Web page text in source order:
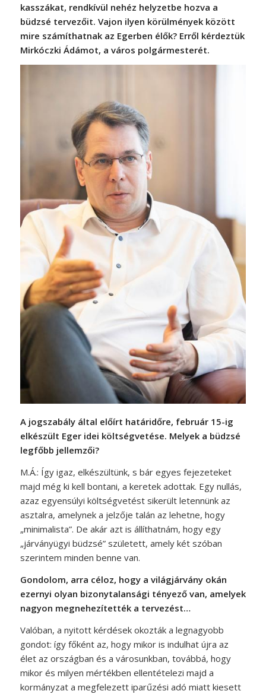
kasszákat, rendkívül nehéz helyzetbe hozva a
büdzsé tervezőit. Vajon ilyen körülmények között
mire számíthatnak az Egerben élők? Erről kérdeztük
Mirkóczki Ádámot, a város polgármesterét.
A jogszabály által előírt határidőre, február 15-ig
elkészült Eger idei költségvetése. Melyek a büdzsé
legfőbb jellemzői?
M.Á.: Így igaz, elkészültünk, s bár egyes fejezeteket
majd még ki kell bontani, a keretek adottak. Egy nullás,
azaz egyensúlyi költségvetést sikerült letennünk az
asztalra, amelynek a jelzője talán az lehetne, hogy
„minimalista”. De akár azt is állíthatnám, hogy egy
„járványügyi büdzsé” született, amely két szóban
szerintem minden benne van.
Gondolom, arra céloz, hogy a világjárvány okán
ezernyi olyan bizonytalansági tényező van, amelyek
nagyon megnehezítették a tervezést…
Valóban, a nyitott kérdések okozták a legnagyobb
gondot: így főként az, hogy mikor is indulhat újra az
élet az országban és a városunkban, továbbá, hogy
mikor és milyen mértékben ellentételezi majd a
kormányzat a megfelezett iparűzési adó miatt kiesett